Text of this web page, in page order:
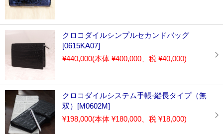
クロコダイルシンプルセカンドバッグ
[0615KA07]
¥440,000(本体 ¥400,000、税 ¥40,000)
クロコダイルシステム手帳-縦長タイプ（無
双）[M0602M]
¥198,000(本体 ¥180,000、税 ¥18,000)